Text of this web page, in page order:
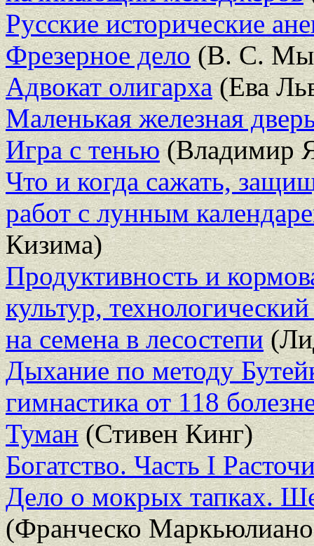
Русские исторические
Фрезерное дело(В. С.
Адвокат олигарха(Ева
Маленькая железная
Игра с тенью(Владимир
Что и когда сажать,
работ с лунным
Кизима)
Продуктивность и
культур,
на семена в лесостепи
Дыхание по методу
гимнастика от 118
Туман(Стивен Кинг)
Богатство. Часть I
Дело о мокрых тапках.
(Франческо